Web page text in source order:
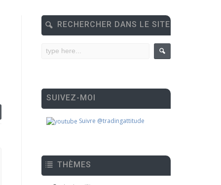
RECHERCHER DANS LE SITE
SUIVEZ-MOI
Suivre @tradingattitude
THÈMES